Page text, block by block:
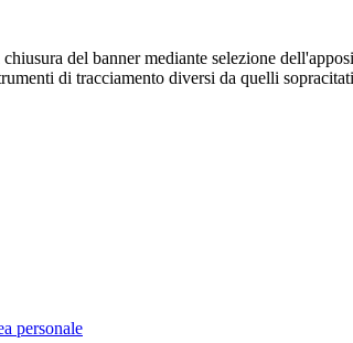
del banner mediante selezione
di tracciamento diversi da quelli
personale